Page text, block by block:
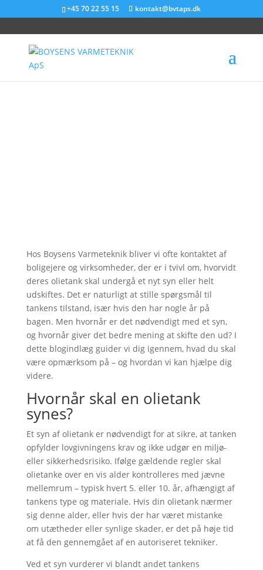
+45 70 22 55 15 kontakt@bvtaps.dk
Hos Boysens Varmeteknik bliver vi ofte kontaktet af
boligejere og virksomheder, der er i tvivl om, hvorvidt
deres olietank skal undergå et nyt syn eller helt
udskiftes. Det er naturligt at stille spørgsmål til
tankens tilstand, især hvis den har nogle år på
bagen. Men hvornår er det nødvendigt med et syn,
og hvornår giver det bedre mening at skifte den ud? I
dette blogindlæg guider vi dig igennem, hvad du skal
være opmærksom på – og hvordan vi kan hjælpe dig
videre.
Hvornår skal en olietank
synes?
Et syn af olietank er nødvendigt for at sikre, at tanken
opfylder lovgivningens krav og ikke udgør en miljø-
eller sikkerhedsrisiko. Ifølge gældende regler skal
olietanke over en vis alder kontrolleres med jævne
mellemrum – typisk hvert 5. eller 10. år, afhængigt af
tankens type og materiale. Hvis din olietank nærmer
sig denne alder, eller hvis der har været mistanke
om utætheder eller synlige skader, er det på høje tid
at få den gennemgået af en autoriseret tekniker.
Ved et syn vurderer vi blandt andet tankens